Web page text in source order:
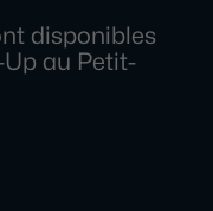
disponibles
au Petit-